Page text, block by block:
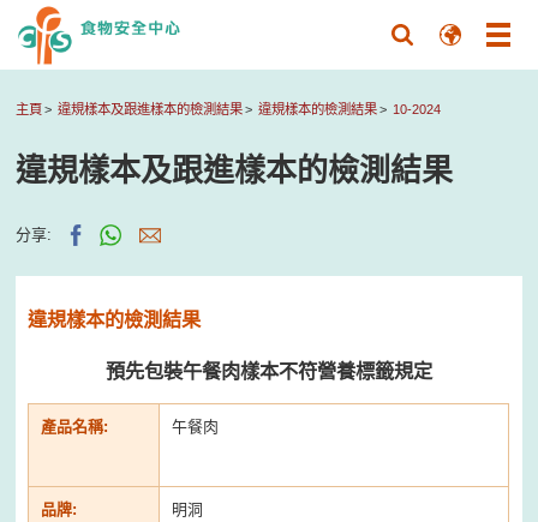
主頁 違規樣本及跟進樣本的檢測結果 違規樣本的檢測結果 10-2024
違規樣本及跟進樣本的檢測結果
分享:
違規樣本的檢測結果
預先包裝午餐肉樣本不符營養標籤規定
產品名稱: 午餐肉
品牌: 明洞